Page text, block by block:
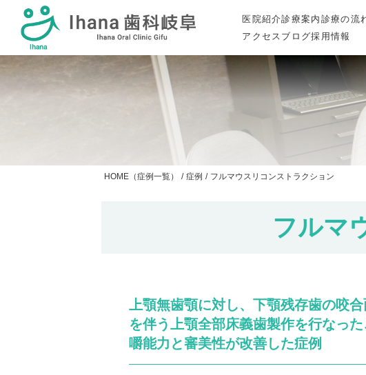
医院紹介診療案内 診療の流
アクセス ブログ採用情報
HOME（症例一覧） / 症例 / フルマウスリコンストラクション
フルマ
上顎無歯顎に対し、下顎残存歯の咬
を伴う上顎全部床義歯製作を行なった
嚼能力と審美性が改善した症例